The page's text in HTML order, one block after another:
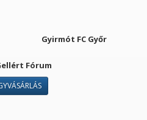
Gyirmót FC Győr
Fórum